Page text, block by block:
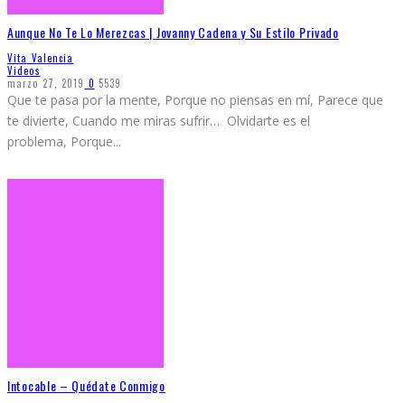
Aunque No Te Lo Merezcas | Jovanny Cadena y Su Estilo Privado
Vita Valencia
Videos
marzo 27, 2019 0 5539
Que te pasa por la mente, Porque no piensas en mí, Parece que
te divierte, Cuando me miras sufrir… Olvidarte es el
problema, Porque...
Intocable – Quédate Conmigo